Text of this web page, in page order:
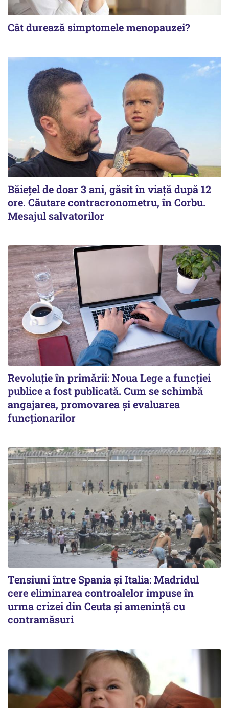
Cât durează simptomele menopauzei?
Băiețel de doar 3 ani, găsit în viață după 12
ore. Căutare contracronometru, în Corbu.
Mesajul salvatorilor
Revoluție în primării: Noua Lege a funcției
publice a fost publicată. Cum se schimbă
angajarea, promovarea și evaluarea
funcționarilor
Tensiuni între Spania și Italia: Madridul
cere eliminarea controalelor impuse în
urma crizei din Ceuta și amenință cu
contramăsuri